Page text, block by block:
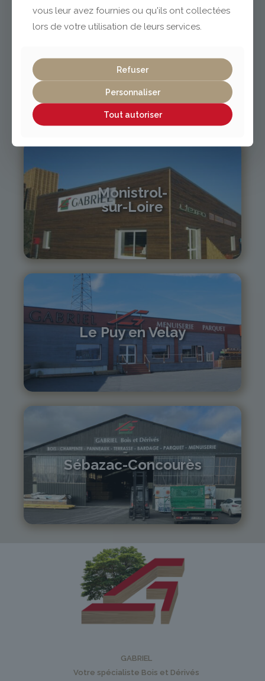
Vichy / Cusset
04 70 97 56 39
cusset@gabriel-sa.fr
Monistrol-
sur-Loire
monistrol@gabriel-sa.fr
Le Puy en Velay
04 71 01 13 30
lepuy@gabriel-sa.fr
Sébazac-Concourès
05 81 55 83 89
monistrol@gabriel-sa.fr
GABRIEL
Votre spécialiste Bois et Dérivés
vous leur avez fournies ou qu'ils ont collectées
lors de votre utilisation de leurs services.
Refuser
Personnaliser
Tout autoriser